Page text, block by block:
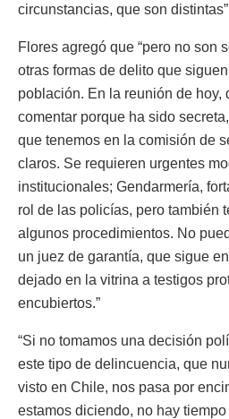
circunstancias, que son
Flores agregó que “pero no son
otras formas de delito que
población. En la reunión de hoy,
comentar porque ha sido
que tenemos en la comisión de
claros. Se requieren urgentes
institucionales; Gendarmería,
rol de las policías, pero también
algunos procedimientos. No
un juez de garantía, que sigue
dejado en la vitrina a testigos
encubiertos.”
“Si no tomamos una decisión
este tipo de delincuencia, que
visto en Chile, nos pasa por
estamos diciendo, no hay